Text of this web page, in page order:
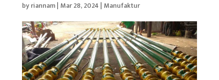
byriannam| Mar 28, 2024 | Manufaktur